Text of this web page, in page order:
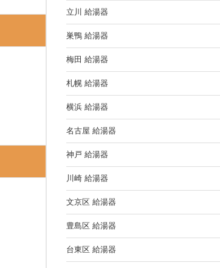
立川 給湯器
巣鴨 給湯器
梅田 給湯器
札幌 給湯器
横浜 給湯器
名古屋 給湯器
神戸 給湯器
川崎 給湯器
文京区 給湯器
豊島区 給湯器
台東区 給湯器